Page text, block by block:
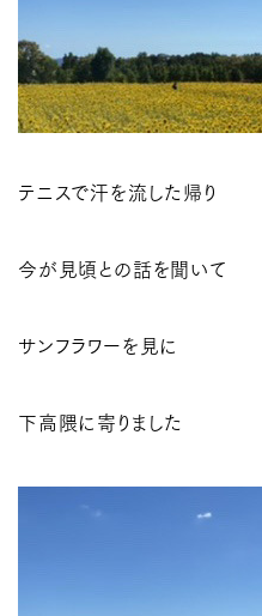
テニスで汗を流した帰り
今が見頃との話を聞いて
サンフラワーを見に
下高隈に寄りました